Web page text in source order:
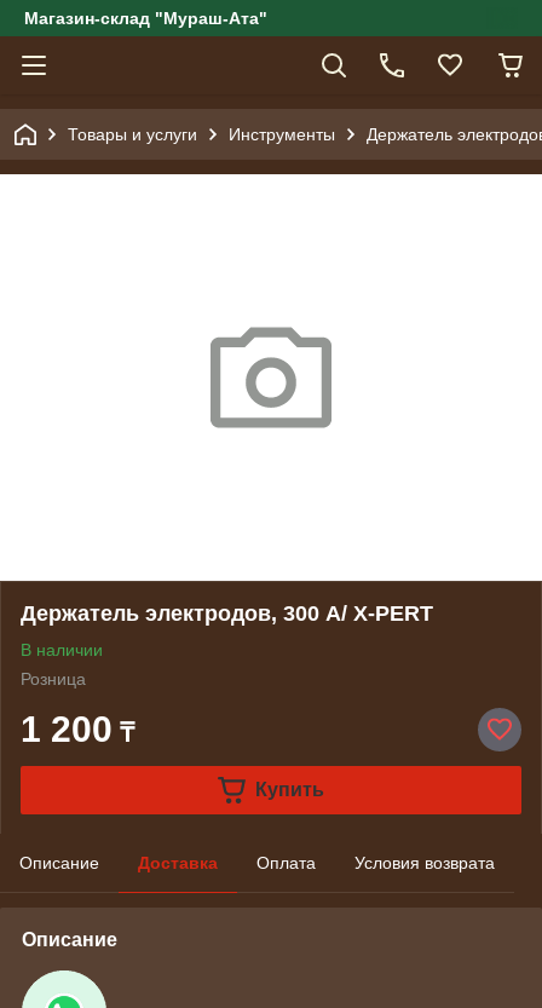
Магазин-склад "Мураш-Ата"
Товары и услуги Инструменты Держатель
Держатель электродов, 300 А/ X-PERT
В наличии
Розница
1 200 ₸
Купить
Описание Доставка Оплата Условия возврата
Описание